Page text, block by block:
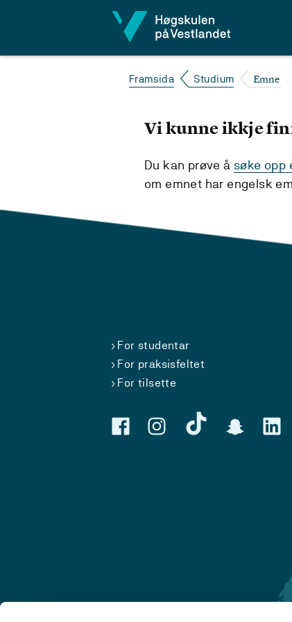
Framsida Studium Emne
Vi kunne ikkje
Du kan prøve å søke opp
om emnet har engelsk
For studentar
For praksisfeltet
For tilsette